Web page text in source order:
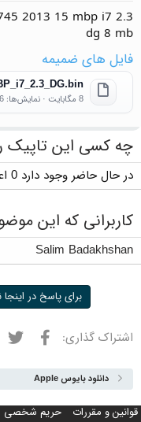
2013 15 mbp i7 2.3
dg 8 mb
فایل های ضمیمه
8 مگابایت · نمایش‌ها: 6
چه کسی این تاپیک
در حال حاضر وجود دارد 0 اعضایی که این موضوع را مشاهده می کنند
کاربرانی که این
Salim Badakhshan
برای پاسخ در
اشتراک گذاری: فیسبوک
دانلود بایوس Apple
قوانین و مقررات حریم شخصی